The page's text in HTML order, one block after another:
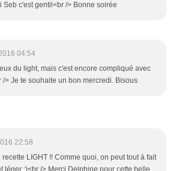
Seb c'est gentil<br /> Bonne soirée
04:54
du light, mais c'est encore compliqué avec
/> Je te souhaite un bon mercredi. Bisous
22:58
LIGHT !! Comme quoi, on peut tout à fait
léger :)<br /> Merci Delphine pour cette belle